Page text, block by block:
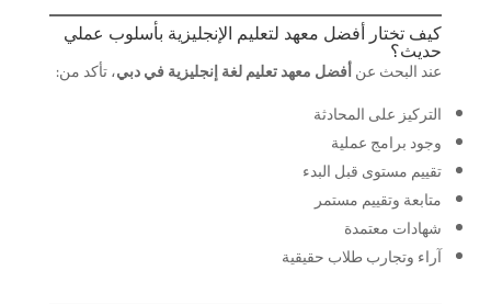
كيف تختار أفضل معهد لتعليم الإنجليزية بأسلوب عملي
حديث؟
عند البحث عنأفضل معهد تعليم لغة إنجليزية في دبي، تأكد من:
التركيز على المحادثة
وجود برامج عملية
تقييم مستوى قبل البدء
متابعة وتقييم مستمر
شهادات معتمدة
آراء وتجارب طلاب حقيقية